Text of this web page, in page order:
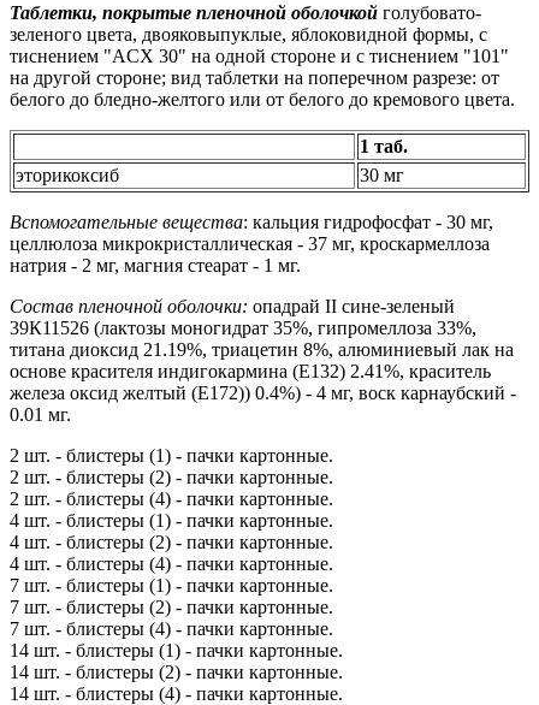
Таблетки, покрытые пленочной оболочкой голубовато-
зеленого цвета, двояковыпуклые, яблоковидной формы, с
тиснением "ACX 30" на одной стороне и с тиснением "101"
на другой стороне; вид таблетки на поперечном разрезе: от
белого до бледно-желтого или от белого до кремового цвета.
1 таб.
эторикоксиб
30 мг
Вспомогательные вещества: кальция гидрофосфат - 30 мг,
целлюлоза микрокристаллическая - 37 мг, кроскармеллоза
натрия - 2 мг, магния стеарат - 1 мг.
Состав пленочной оболочки: опадрай II сине-зеленый
39К11526 (лактозы моногидрат 35%, гипромеллоза 33%,
титана диоксид 21.19%, триацетин 8%, алюминиевый лак на
основе красителя индигокармина (Е132) 2.41%, краситель
железа оксид желтый (Е172)) 0.4%) - 4 мг, воск карнаубский -
0.01 мг.
2 шт. - блистеры (1) - пачки картонные.
2 шт. - блистеры (2) - пачки картонные.
2 шт. - блистеры (4) - пачки картонные.
4 шт. - блистеры (1) - пачки картонные.
4 шт. - блистеры (2) - пачки картонные.
4 шт. - блистеры (4) - пачки картонные.
7 шт. - блистеры (1) - пачки картонные.
7 шт. - блистеры (2) - пачки картонные.
7 шт. - блистеры (4) - пачки картонные.
14 шт. - блистеры (1) - пачки картонные.
14 шт. - блистеры (2) - пачки картонные.
14 шт. - блистеры (4) - пачки картонные.